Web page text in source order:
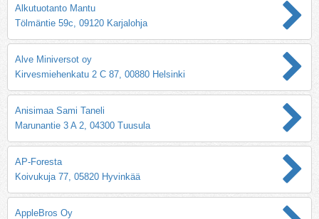
Alkutuotanto Mantu
Tölmäntie 59c, 09120 Karjalohja
Alve Miniversot oy
Kirvesmiehenkatu 2 C 87, 00880 Helsinki
Anisimaa Sami Taneli
Marunantie 3 A 2, 04300 Tuusula
AP-Foresta
Koivukuja 77, 05820 Hyvinkää
AppleBros Oy